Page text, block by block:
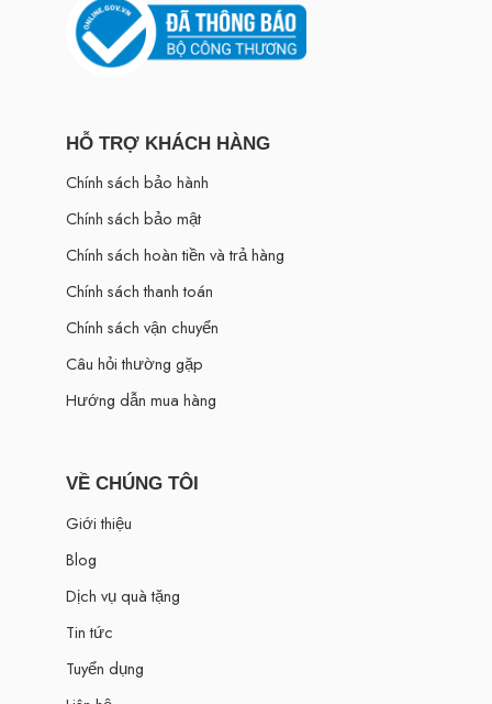
HỖ TRỢ KHÁCH HÀNG
Chính sách bảo hành
Chính sách bảo mật
Chính sách hoàn tiền và trả hàng
Chính sách thanh toán
Chính sách vận chuyển
Câu hỏi thường gặp
Hướng dẫn mua hàng
VỀ CHÚNG TÔI
Giới thiệu
Blog
Dịch vụ quà tặng
Tin tức
Tuyển dụng